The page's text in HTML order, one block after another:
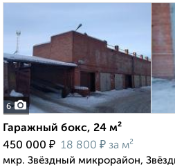
6
Гаражный бокс, 24 м²
450 000 ₽ 18 800 ₽ за м²
мкр. Звёздный микрорайон,